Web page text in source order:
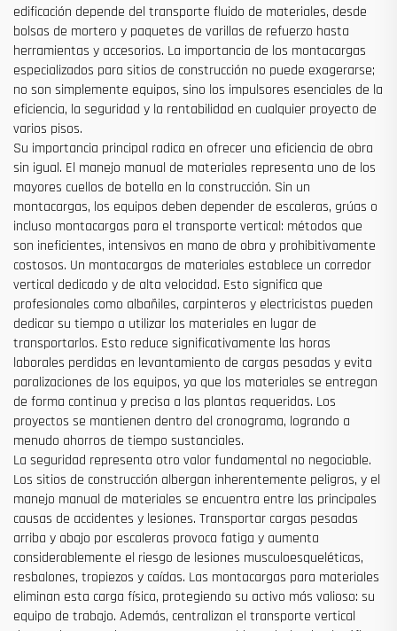
edificación depende del transporte fluido de materiales, desde
bolsas de mortero y paquetes de varillas de refuerzo hasta
herramientas y accesorios. La importancia de los montacargas
especializados para sitios de construcción no puede exagerarse;
no son simplemente equipos, sino los impulsores esenciales de la
eficiencia, la seguridad y la rentabilidad en cualquier proyecto de
varios pisos.
Su importancia principal radica en ofrecer una eficiencia de obra
sin igual. El manejo manual de materiales representa uno de los
mayores cuellos de botella en la construcción. Sin un
montacargas, los equipos deben depender de escaleras, grúas o
incluso montacargas para el transporte vertical: métodos que
son ineficientes, intensivos en mano de obra y prohibitivamente
costosos. Un montacargas de materiales establece un corredor
vertical dedicado y de alta velocidad. Esto significa que
profesionales como albañiles, carpinteros y electricistas pueden
dedicar su tiempo a utilizar los materiales en lugar de
transportarlos. Esto reduce significativamente las horas
laborales perdidas en levantamiento de cargas pesadas y evita
paralizaciones de los equipos, ya que los materiales se entregan
de forma continua y precisa a las plantas requeridas. Los
proyectos se mantienen dentro del cronograma, logrando a
menudo ahorros de tiempo sustanciales.
La seguridad representa otro valor fundamental no negociable.
Los sitios de construcción albergan inherentemente peligros, y el
manejo manual de materiales se encuentra entre las principales
causas de accidentes y lesiones. Transportar cargas pesadas
arriba y abajo por escaleras provoca fatiga y aumenta
considerablemente el riesgo de lesiones musculoesqueléticas,
resbalones, tropiezos y caídas. Las montacargas para materiales
eliminan esta carga física, protegiendo su activo más valioso: su
equipo de trabajo. Además, centralizan el transporte vertical